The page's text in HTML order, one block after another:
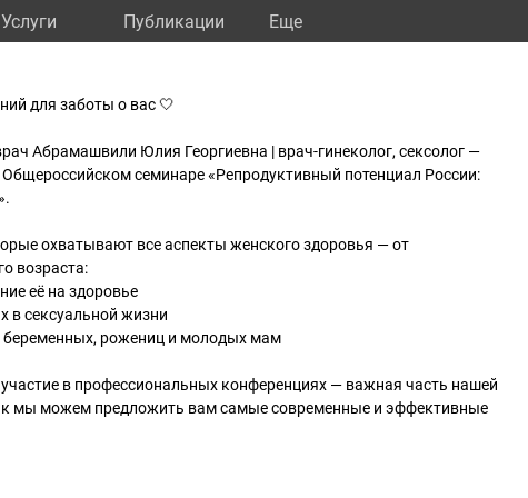
Услуги Публикации Eще
для заботы о вас 🤍
Абрамашвили Юлия Георгиевна | врач-гинеколог, сексолог —
семинаре «Репродуктивный потенциал России:
охватывают все аспекты женского здоровья — от
возраста:
её на здоровье
в сексуальной жизни
рожениц и молодых мам
в профессиональных конференциях — важная часть нашей
мы можем предложить вам самые современные и эффективные